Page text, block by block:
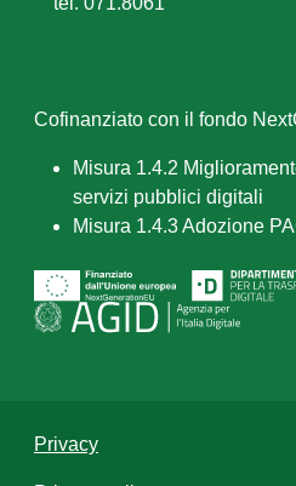
Cofinanziato con il fondo
Misura 1.4.2
servizi pubblici digitali
Misura 1.4.3 Adozione
Privacy